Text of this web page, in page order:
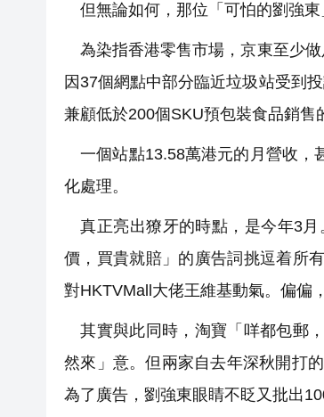
但無論如何，那位「可怕的劉強東
為染指香港零售市場，京東至少
因37個網點中部分臨近垃圾站受到
兼顧低於200個SKU預包裝食品銷售
一個站點13.58萬港元的月營收，
化處理。
真正亮出獠牙的時點，是今年3月
價，買貴就賠」的廣告詞挑逗着所
對HKTVMall大佬王維基動氣。偏偏
其實與此同時，淘寶「咩都包郵
然來」意。但兩家自去年深秋開打
為了廣告，劉強東眼睛不眨又批出